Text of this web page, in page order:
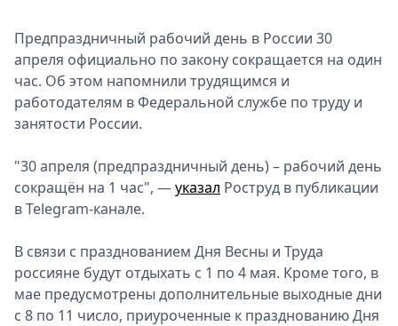
Выборы
2026
Скачай
Metro
Предпраздничный рабочий день в России 30
апреля официально по закону сокращается на один
час. Об этом напомнили трудящимся и
работодателям в Федеральной службе по труду и
занятости России.
"30 апреля (предпраздничный день) – рабочий день
сокращён на 1 час", —указал Роструд в публикации
в Telegram-канале.
В связи с празднованием Дня Весны и Труда
россияне будут отдыхать с 1 по 4 мая. Кроме того, в
мае предусмотрены дополнительные выходные дни
с 8 по 11 число, приуроченные к празднованию Дня